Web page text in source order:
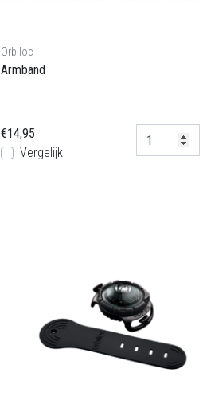
Orbiloc
Armband
€14,95
Vergelijk